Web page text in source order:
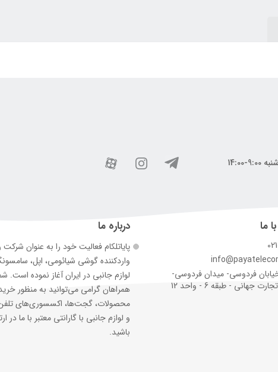
ما
فردوسی- میدان فردوسی-
جهانی - طبقه 6 - واحد 12
درباره ما
پایاتلکام فعالیت خود را به عنوان
وارد‌کننده گوشی شیائومی، اپل،
لوازم جانبی در ایران آغاز نموده است.
همراهان گرامی می‌توانید به منظور
محصولات، گجت‌ها، اکسسوری‌های
و لوازم جانبی با گارانتی معتبر با ما در
باشید.